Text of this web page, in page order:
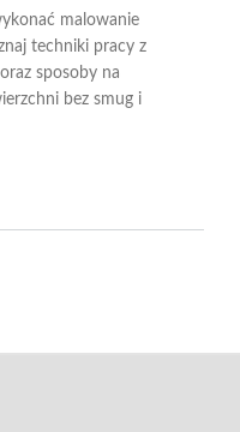
malowanie
techniki pracy z
sposoby na
bez smug i